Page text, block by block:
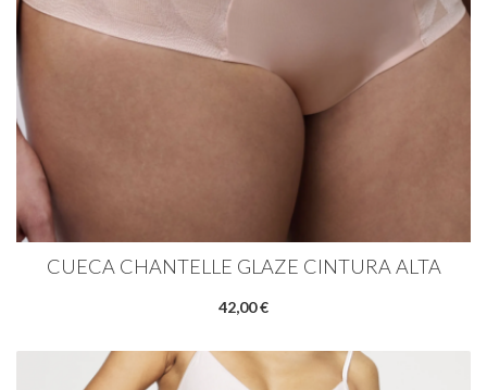
CUECA CHANTELLE GLAZE CINTURA ALTA
42,00 €